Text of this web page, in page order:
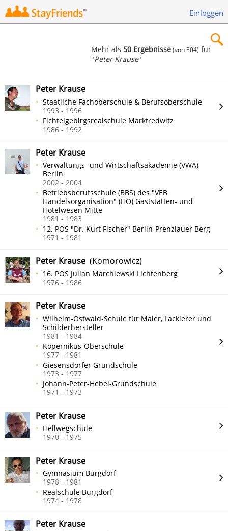
Einloggen
Suchen
Mehr als 50 Ergebnisse (von 304) für
"Peter Krause"
Peter Krause
Staatliche Fachoberschule & Berufsoberschule
1993 - 1996
Fichtelgebirgsrealschule Marktredwitz
1986 - 1992
Peter Krause
Verwaltungs- und Wirtschaftsakademie (VWA)
Berlin
2002 - 2004
Betriebsberufsschule (BBS) des "VEB
Handelsorganisation" (HO) Gaststätten- und
Hotelwesen Mitte
1981 - 1983
12. POS "Dr. Kurt Fischer" Berlin-Prenzlauer Berg
1971 - 1981
Peter Krause (Komorowicz)
16. POS Julian Marchlewski Lichtenberg
1976 - 1986
Peter Krause
Wilhelm-Ostwald-Schule für Maler, Lackierer und
Schilderhersteller
1981 - 1984
Kopernikus-Oberschule
1977 - 1981
Giesensdorfer Grundschule
1973 - 1977
Johann-Peter-Hebel-Grundschule
1971 - 1973
Peter Krause
Hellwegschule
1970 - 1975
Peter Krause
Gymnasium Burgdorf
1978 - 1981
Realschule Burgdorf
1974 - 1978
Peter Krause